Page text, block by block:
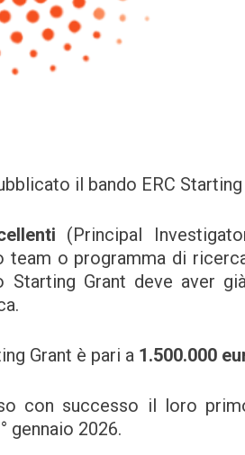
il bando ERC Starting
(Principal
o programma di
Starting Grant deve aver
Grant è pari a 1.500.000
con successo il loro
gennaio 2026.